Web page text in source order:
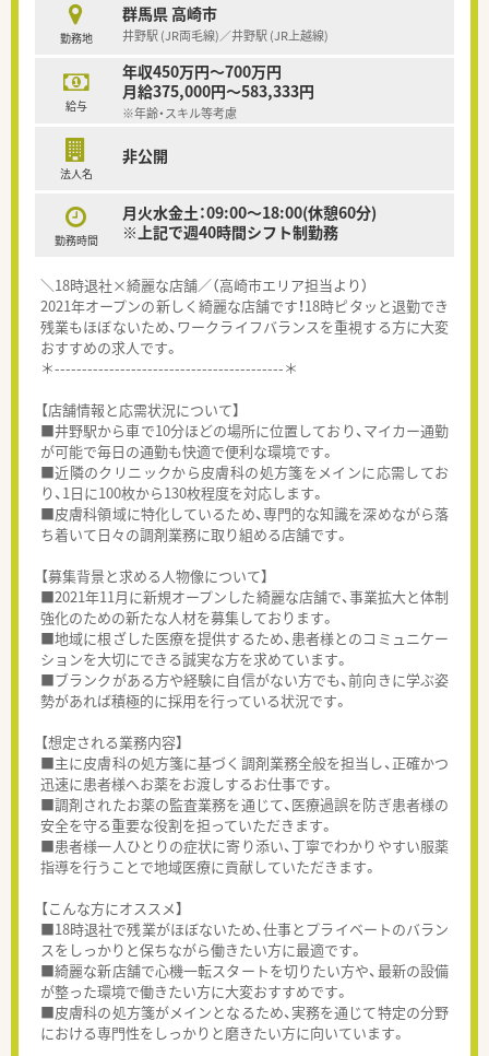
勤務地
群馬県 高崎市
井野駅 (JR両毛線)／井野駅 (JR上越線)
給与
年収450万円～700万円
月給375,000円～583,333円
※年齢・スキル等考慮
法人名
非公開
勤務時間
月火水金土：09:00～18:00(休憩60分)
※上記で週40時間シフト制勤務
＼18時退社×綺麗な店舗／（高崎市エリア担当より）
2021年オープンの新しく綺麗な店舗です！18時ピタッと退勤でき
残業もほぼないため、ワークライフバランスを重視する方に大変
おすすめの求人です。
＊------------------------------------------＊
【店舗情報と応需状況について】
■井野駅から車で10分ほどの場所に位置しており、マイカー通勤
が可能で毎日の通勤も快適で便利な環境です。
■近隣のクリニックから皮膚科の処方箋をメインに応需してお
り、1日に100枚から130枚程度を対応します。
■皮膚科領域に特化しているため、専門的な知識を深めながら落
ち着いて日々の調剤業務に取り組める店舗です。
【募集背景と求める人物像について】
■2021年11月に新規オープンした綺麗な店舗で、事業拡大と体制
強化のための新たな人材を募集しております。
■地域に根ざした医療を提供するため、患者様とのコミュニケー
ションを大切にできる誠実な方を求めています。
■ブランクがある方や経験に自信がない方でも、前向きに学ぶ姿
勢があれば積極的に採用を行っている状況です。
【想定される業務内容】
■主に皮膚科の処方箋に基づく調剤業務全般を担当し、正確かつ
迅速に患者様へお薬をお渡しするお仕事です。
■調剤されたお薬の監査業務を通じて、医療過誤を防ぎ患者様の
安全を守る重要な役割を担っていただきます。
■患者様一人ひとりの症状に寄り添い、丁寧でわかりやすい服薬
指導を行うことで地域医療に貢献していただきます。
【こんな方にオススメ】
■18時退社で残業がほぼないため、仕事とプライベートのバラン
スをしっかりと保ちながら働きたい方に最適です。
■綺麗な新店舗で心機一転スタートを切りたい方や、最新の設備
が整った環境で働きたい方に大変おすすめです。
■皮膚科の処方箋がメインとなるため、実務を通じて特定の分野
における専門性をしっかりと磨きたい方に向いています。